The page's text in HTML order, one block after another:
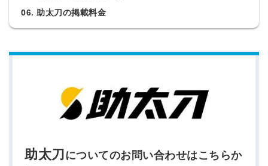
06. 助太刀の掲載料金
助太刀 についてのお問い合わせはこちらか